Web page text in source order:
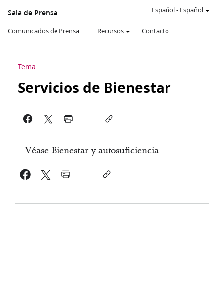
Sala de Prensa
Comunicados de Prensa Recursos Contacto
Español- Español
Tema
Servicios de Bienestar
Véase Bienestar y autosuficiencia